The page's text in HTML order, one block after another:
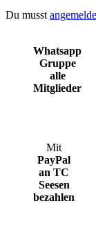
Du musst
Whatsapp
Gruppe
alle
Mitglieder
Mit
PayPal
an TC
Seesen
bezahlen